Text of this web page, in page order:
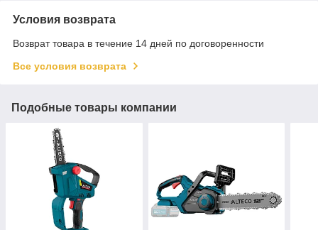
Условия возврата
Возврат товара в течение 14 дней по договоренности
Все условия возврата
Подобные товары компании